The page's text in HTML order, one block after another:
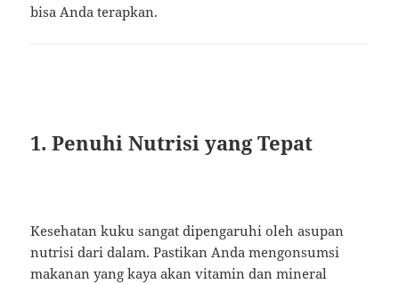
bisa Anda terapkan.
1. Penuhi Nutrisi yang Tepat
Kesehatan kuku sangat dipengaruhi oleh asupan
nutrisi dari dalam. Pastikan Anda mengonsumsi
makanan yang kaya akan vitamin dan mineral